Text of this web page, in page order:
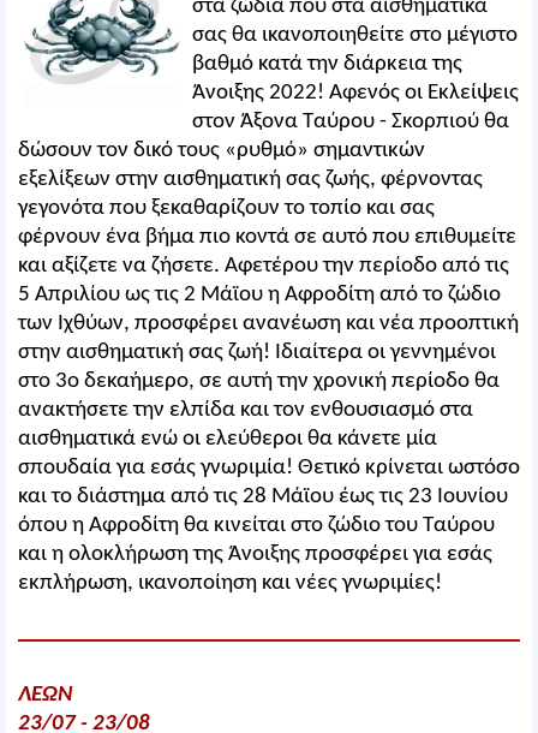
στα ζώδια που στα αισθηματικά
σας θα ικανοποιηθείτε στο μέγιστο
βαθμό κατά την διάρκεια της
Άνοιξης 2022! Αφενός οι Εκλείψεις
στον Άξονα Ταύρου - Σκορπιού θα
δώσουν τον δικό τους «ρυθμό» σημαντικών
εξελίξεων στην αισθηματική σας ζωής, φέρνοντας
γεγονότα που ξεκαθαρίζουν το τοπίο και σας
φέρνουν ένα βήμα πιο κοντά σε αυτό που επιθυμείτε
και αξίζετε να ζήσετε. Αφετέρου την περίοδο από τις
5 Απριλίου ως τις 2 Μάϊου η Αφροδίτη από το ζώδιο
των Ιχθύων, προσφέρει ανανέωση και νέα προοπτική
στην αισθηματική σας ζωή! Ιδιαίτερα οι γεννημένοι
στο 3ο δεκαήμερο, σε αυτή την χρονική περίοδο θα
ανακτήσετε την ελπίδα και τον ενθουσιασμό στα
αισθηματικά ενώ οι ελεύθεροι θα κάνετε μία
σπουδαία για εσάς γνωριμία! Θετικό κρίνεται ωστόσο
και το διάστημα από τις 28 Μάϊου έως τις 23 Ιουνίου
όπου η Αφροδίτη θα κινείται στο ζώδιο του Ταύρου
και η ολοκλήρωση της Άνοιξης προσφέρει για εσάς
εκπλήρωση, ικανοποίηση και νέες γνωριμίες!
ΛΕΩΝ
23/07 - 23/08